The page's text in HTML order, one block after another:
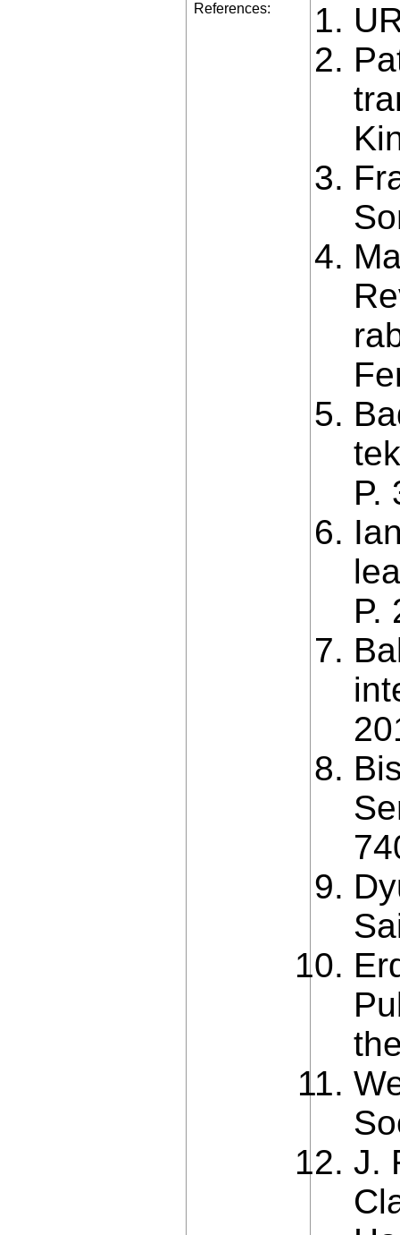
References:
P.
P.
J.